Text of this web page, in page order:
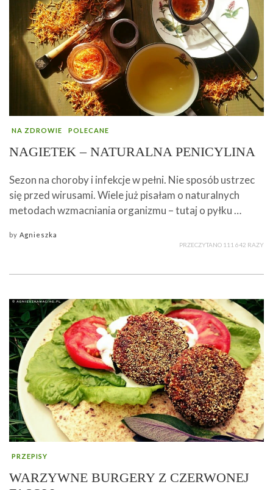
NA ZDROWIE POLECANE
NAGIETEK – NATURALNA PENICYLINA
Sezon na choroby i infekcje w pełni. Nie sposób ustrzec
się przed wirusami. Wiele już pisałam o naturalnych
metodach wzmacniania organizmu – tutaj o pyłku …
by Agnieszka
PRZECZYTANO 111 642 RAZY
PRZEPISY
WARZYWNE BURGERY Z CZERWONEJ